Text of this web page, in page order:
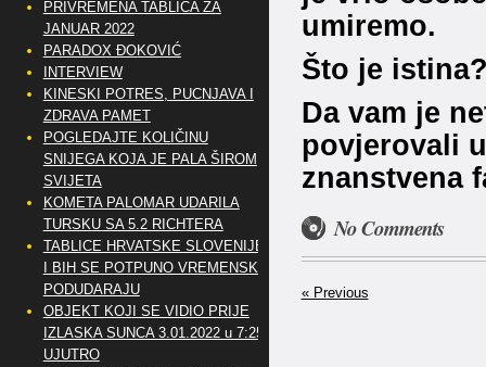
umiremo.
Što je
Da vam je
povjerovali
znanstvena
No Comments
« Previous
PRIVREMENA TABLICA ZA
JANUAR 2022
PARADOX ĐOKOVIĆ
INTERVIEW
KINESKI POTRES, PUCNJAVA I
ZDRAVA PAMET
POGLEDAJTE KOLIČINU
SNIJEGA KOJA JE PALA ŠIROM
SVIJETA
KOMETA PALOMAR UDARILA
TURSKU SA 5.2 RICHTERA
TABLICE HRVATSKE SLOVENIJE
I BIH SE POTPUNO VREMENSKI
PODUDARAJU
OBJEKT KOJI SE VIDIO PRIJE
IZLASKA SUNCA 3.01.2022 u 7:25
UJUTRO